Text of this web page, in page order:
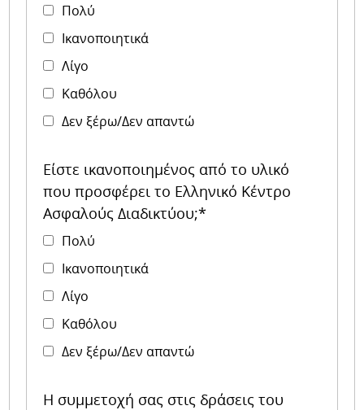
Πολύ
Ικανοποιητικά
Λίγο
Καθόλου
Δεν ξέρω/Δεν απαντώ
Είστε ικανοποιημένος από το υλικό
που προσφέρει το Ελληνικό Κέντρο
Ασφαλούς Διαδικτύου;*
Πολύ
Ικανοποιητικά
Λίγο
Καθόλου
Δεν ξέρω/Δεν απαντώ
Η συμμετοχή σας στις δράσεις του